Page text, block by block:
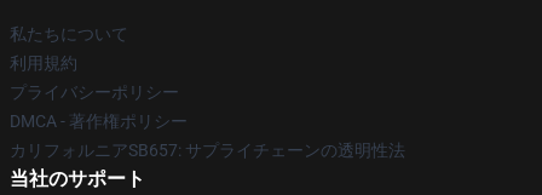
私たちについて
利用規約
プライバシーポリシー
DMCA - 著作権ポリシー
カリフォルニアSB657: サプライチェーンの透明性法
当社のサポート